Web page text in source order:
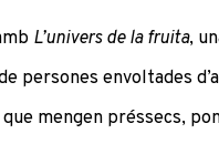
L’univers de la fruita,
persones envoltades
mengen préssecs,